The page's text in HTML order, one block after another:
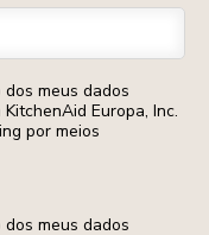
meus dados
Europa, Inc.
por meios
meus dados